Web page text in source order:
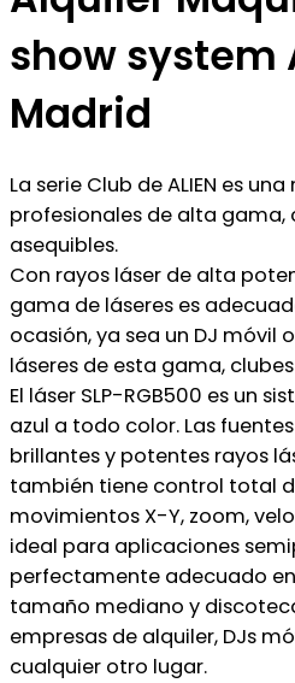
show system
Madrid
La serie Club de ALIEN es
profesionales de alta
asequibles.
Con rayos láser de alta
gama de láseres es
ocasión, ya sea un DJ móvil
láseres de esta gama,
El láser SLP-RGB500 es un
azul a todo color. Las
brillantes y potentes rayos
también tiene control total
movimientos X-Y, zoom,
ideal para aplicaciones
perfectamente adecuado
tamaño mediano y
empresas de alquiler, DJs
cualquier otro lugar.